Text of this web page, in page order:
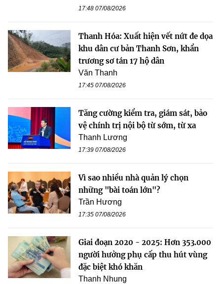
17:48 07/08/2026
Thanh Hóa: Xuất hiện vết nứt đe dọa
khu dân cư bản Thanh Sơn, khẩn
trương sơ tán 17 hộ dân
Văn Thanh
17:45 07/08/2026
Tăng cường kiểm tra, giám sát, bảo
vệ chính trị nội bộ từ sớm, từ xa
Thanh Lương
17:39 07/08/2026
Vì sao nhiều nhà quản lý chọn
những "bài toán lớn"?
Trần Hương
17:35 07/08/2026
Giai đoạn 2020 - 2025: Hơn 353.000
người hưởng phụ cấp thu hút vùng
đặc biệt khó khăn
Thanh Nhung